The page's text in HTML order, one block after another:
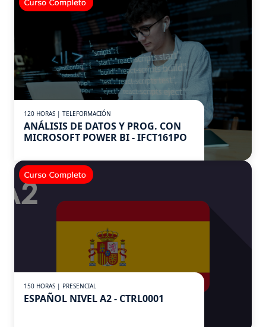
120 HORAS | TELEFORMACIÓN
ANÁLISIS DE DATOS Y PROG. CON
MICROSOFT POWER BI - IFCT161PO
150 HORAS | PRESENCIAL
ESPAÑOL NIVEL A2 - CTRL0001